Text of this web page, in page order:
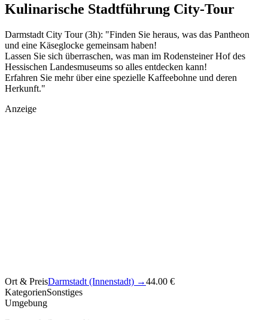
Kulinarische Stadtführung City-Tour
Darmstadt City Tour (3h): "Finden Sie heraus, was das Pantheon
und eine Käseglocke gemeinsam haben!
Lassen Sie sich überraschen, was man im Rodensteiner Hof des
Hessischen Landesmuseums so alles entdecken kann!
Erfahren Sie mehr über eine spezielle Kaffeebohne und deren
Herkunft."
Anzeige
Ort & PreisDarmstadt (Innenstadt) →44.00 €
KategorienSonstiges
Umgebung